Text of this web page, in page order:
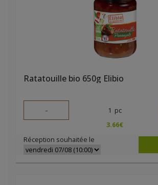
Ratatouille bio 650g Elibio
- 1 pc
3.66€
Réception souhaitée le